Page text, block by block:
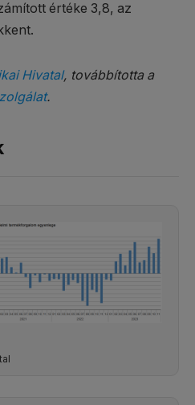
értéke 3,8, az
Hivatal, továbbította a
.